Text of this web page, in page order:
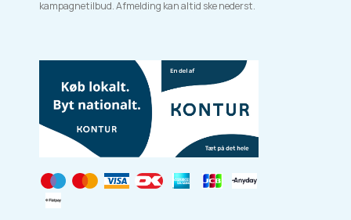
kampagnetilbud. Afmelding kan altid ske nederst.